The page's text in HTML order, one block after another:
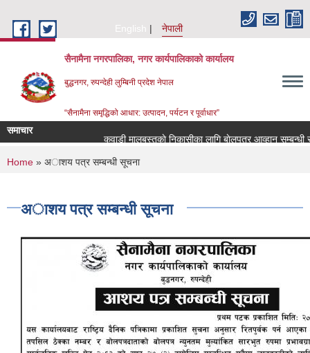
English
नेपाली
सैनामैना नगरपालिका, नगर कार्यपालिकाको कार्यालय
बुद्धनगर, रुपन्देही लुम्बिनी प्रदेश नेपाल
“सैनामैना समृद्धिको आधार: उत्पादन, पर्यटन र पूर्वाधार”
समाचार
कवाडी मालबस्तुकाे निकासीका लागि बाेलपत्र आव्हान सम्बन्धी
You are here
Home » अाशय पत्र सम्बन्धी सूचना
अाशय पत्र सम्बन्धी सूचना